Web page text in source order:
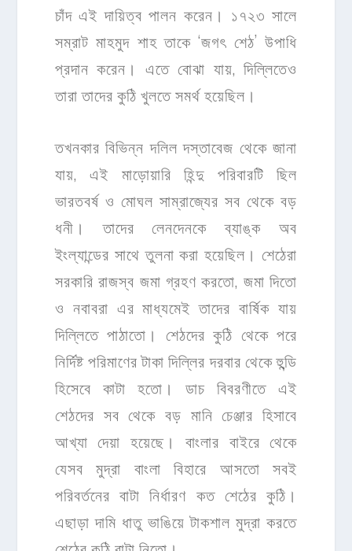
চাঁদ এই দায়িত্ব পালন করেন। ১৭২৩ সালে
সম্রাট মাহমুদ শাহ তাকে ‘জগৎ শেঠ’ উপাধি
প্রদান করেন। এতে বোঝা যায়, দিল্লিতেও
তারা তাদের কুঠি খুলতে সমর্থ হয়েছিল।
তখনকার বিভিন্ন দলিল দস্তাবেজ থেকে জানা
যায়, এই মাড়োয়ারি হিন্দু পরিবারটি ছিল
ভারতবর্ষ ও মোঘল সাম্রাজ্যের সব থেকে বড়
ধনী। তাদের লেনদেনকে ব্যাঙ্ক অব
ইংল্যান্ডের সাথে তুলনা করা হয়েছিল। শেঠেরা
সরকারি রাজস্ব জমা গ্রহণ করতো, জমা দিতো
ও নবাবরা এর মাধ্যমেই তাদের বার্ষিক যায়
দিল্লিতে পাঠাতো। শেঠদের কুঠি থেকে পরে
নির্দিষ্ট পরিমাণের টাকা দিল্লির দরবার থেকে হুন্ডি
হিসেবে কাটা হতো। ডাচ বিবরণীতে এই
শেঠদের সব থেকে বড় মানি চেঞ্জার হিসাবে
আখ্যা দেয়া হয়েছে। বাংলার বাইরে থেকে
যেসব মুদ্রা বাংলা বিহারে আসতো সবই
পরিবর্তনের বাটা নির্ধারণ কত শেঠের কুঠি।
এছাড়া দামি ধাতু ভাঙিয়ে টাকশাল মুদ্রা করতে